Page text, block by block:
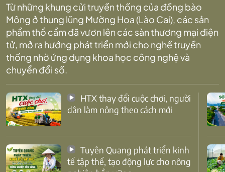
Từ những khung cửi truyền thống của đồng bào
Mông ở thung lũng Mường Hoa (Lào Cai), các sản
phẩm thổ cẩm đã vươn lên các sàn thương mại điện
tử, mở ra hướng phát triển mới cho nghề truyền
thống nhờ ứng dụng khoa học công nghệ và
chuyển đổi số.
dân làm nông theo cách mới
tế tập thể, tạo động lực cho nông